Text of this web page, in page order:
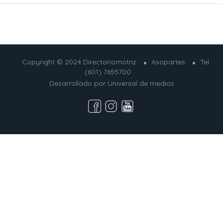
Copyright © 2024 Directoriomotriz Asopartes
Tel
(601) 7655700
Desarrollado por Universal de medios